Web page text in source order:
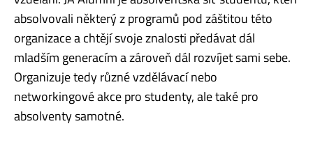
absolvovali některý z programů pod záštitou této
organizace a chtějí svoje znalosti předávat dál
mladším generacím a zároveň dál rozvíjet sami sebe.
Organizuje tedy různé vzdělávací nebo
networkingové akce pro studenty, ale také pro
absolventy samotné.